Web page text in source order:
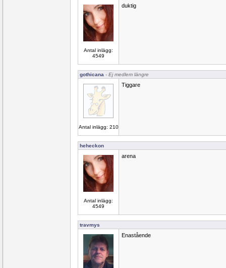
Antal inlägg:
4549
duktig
gothicana - Ej medlem längre
Antal inlägg: 210
Tiggare
heheckon
Antal inlägg:
4549
arena
travmys
Enastående